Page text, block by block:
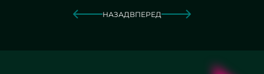
НАЗАД ВПЕРЕД